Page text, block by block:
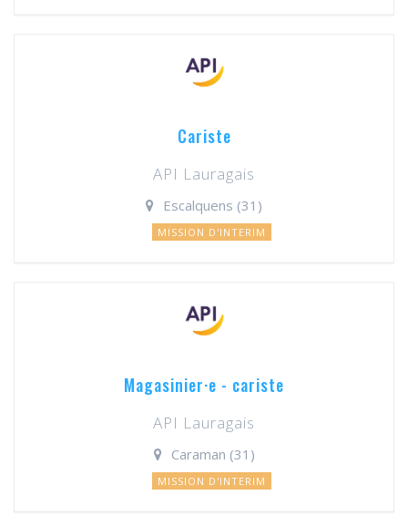
Cariste
API Lauragais
Escalquens (31)
MISSION D'INTERIM
Magasinier·e - cariste
API Lauragais
Caraman (31)
MISSION D'INTERIM